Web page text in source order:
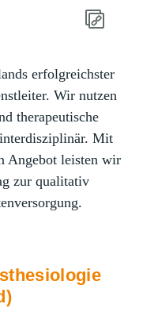
erfolgreichster
Wir nutzen
therapeutische
Mit
Angebot leisten wir
zur qualitativ